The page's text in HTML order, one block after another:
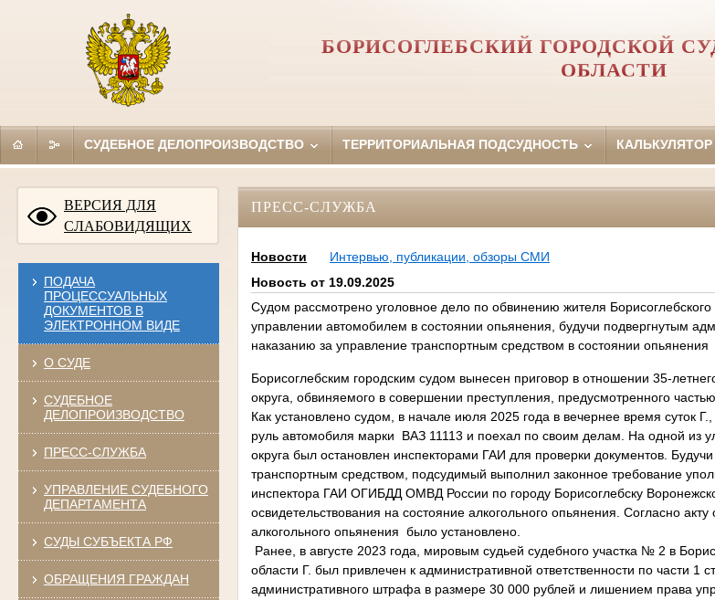
БОРИСОГЛЕБСКИЙ ГОРОДСКОЙ
ОБЛАСТИ
СУДЕБНОЕ ДЕЛОПРОИЗВОДСТВО ТЕРРИТОРИАЛЬНАЯ ПОДСУДНОСТЬ
ВЕРСИЯ ДЛЯ
СЛАБОВИДЯЩИХ
ПОДАЧА
ПРОЦЕССУАЛЬНЫХ
ДОКУМЕНТОВ В
ЭЛЕКТРОННОМ ВИДЕ
О СУДЕ
СУДЕБНОЕ
ДЕЛОПРОИЗВОДСТВО
ПРЕСС-СЛУЖБА
УПРАВЛЕНИЕ СУДЕБНОГО
ДЕПАРТАМЕНТА
СУДЫ СУБЪЕКТА РФ
ОБРАЩЕНИЯ ГРАЖДАН
ПРЕСС-СЛУЖБА
Новости
Интервью, публикации, обзоры СМИ
Новость от 19.09.2025
Судом рассмотрено уголовное дело по обвинению жителя Борисоглебского
управлении автомобилем в состоянии опьянения, будучи подвергнутым
наказанию за управление транспортным средством в состоянии опьянения
Борисоглебским городским судом вынесен приговор в отношении 35-
округа, обвиняемого в совершении преступления, предусмотренного
Как установлено судом, в начале июля 2025 года в вечернее время суток
руль автомобиля марки ВАЗ 11113 и поехал по своим делам. На одной из
округа был остановлен инспекторами ГАИ для проверки документов.
транспортным средством, подсудимый выполнил законное требование
инспектора ГАИ ОГИБДД ОМВД России по городу Борисоглебску
освидетельствования на состояние алкогольного опьянения. Согласно
алкогольного опьянения было установлено.
Ранее, в августе 2023 года, мировым судьей судебного участка № 2 в
области Г. был привлечен к административной ответственности по части 1
административного штрафа в размере 30 000 рублей и лишением права